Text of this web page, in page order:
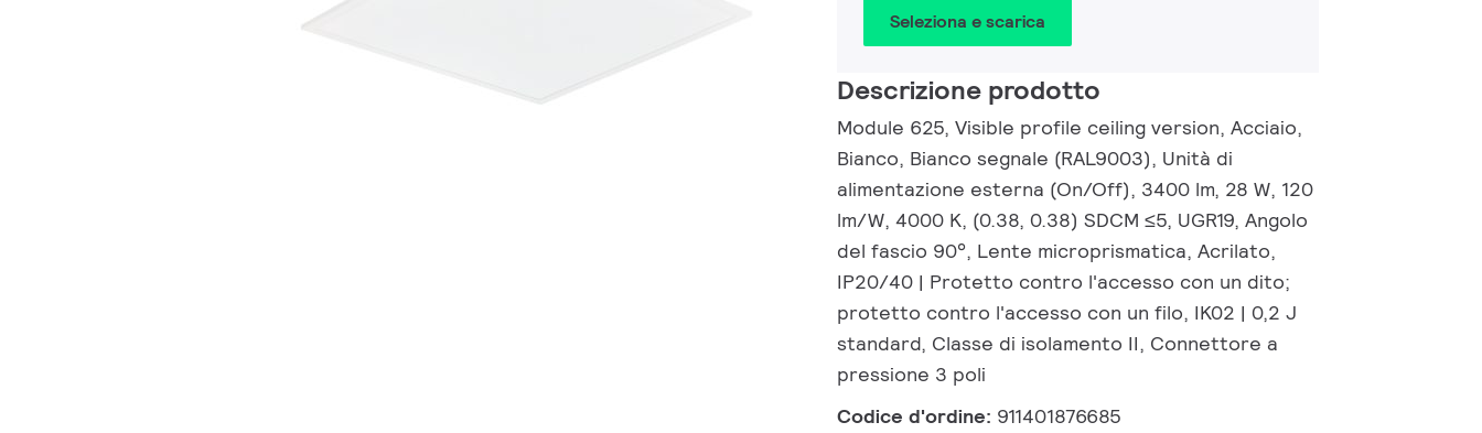
Seleziona e scarica
Descrizione prodotto
Module 625, Visible profile ceiling version, Acciaio,
Bianco, Bianco segnale (RAL9003), Unità di
alimentazione esterna (On/Off), 3400 lm, 28 W, 120
lm/W, 4000 K, (0.38, 0.38) SDCM ≤5, UGR19, Angolo
del fascio 90°, Lente microprismatica, Acrilato,
IP20/40 | Protetto contro l'accesso con un dito;
protetto contro l'accesso con un filo, IK02 | 0,2 J
standard, Classe di isolamento II, Connettore a
pressione 3 poli
Codice d'ordine: 911401876685